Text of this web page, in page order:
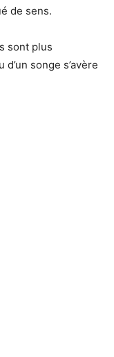
de sens.
sont plus
songe s’avère